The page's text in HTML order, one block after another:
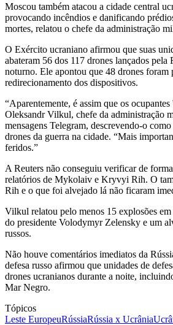
Moscou também atacou a cidade central
provocando incêndios e danificando
mortes, relatou o chefe da administração
O Exército ucraniano afirmou que suas
abateram 56 dos 117 drones lançados pela
noturno. Ele apontou que 48 drones foram
redirecionamento dos dispositivos.
“Aparentemente, é assim que os
Oleksandr Vilkul, chefe da administração
mensagens Telegram, descrevendo-o
drones da guerra na cidade. “Mais
feridos.”
A Reuters não conseguiu verificar de
relatórios de Mykolaiv e Kryvyi Rih. O
Rih e o que foi alvejado lá não ficaram
Vilkul relatou pelo menos 15 explosões
do presidente Volodymyr Zelensky e um
russos.
Não houve comentários imediatos da
defesa russo afirmou que unidades de
drones ucranianos durante a noite,
Mar Negro.
Tópicos
Leste EuropeuRússiaRússia x Ucrânia